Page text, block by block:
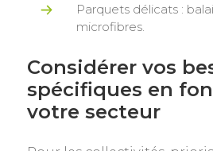
Parquets délicats :
microfibres.
Considérer vos
spécifiques en
votre secteur